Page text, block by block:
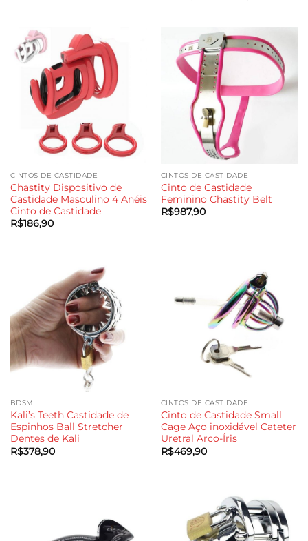
através
R$384,90
CINTOS DE CASTIDADE
Chastity Dispositivo de
Castidade Masculino 4 Anéis
Cinto de Castidade
R$186,90
CINTOS DE CASTIDADE
Cinto de Castidade
Feminino Chastity Belt
R$987,90
BDSM
Kali’s Teeth Castidade de
Espinhos Ball Stretcher
Dentes de Kali
R$378,90
CINTOS DE CASTIDADE
Cinto de Castidade Small
Cage Aço inoxidável Cateter
Uretral Arco-Íris
R$469,90